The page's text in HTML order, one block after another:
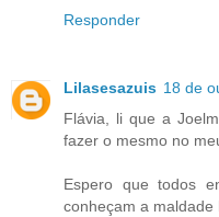
Responder
Lilasesazuis 18 de
Flávia, li que a
fazer o mesmo no
Espero que todos
conheçam a maldade